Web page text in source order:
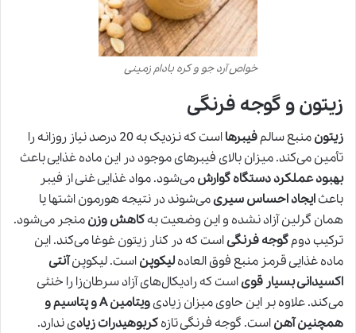
خواص آرد جو و کره بادام زمینی
زیتون و گوجه فرنگی
زیتونمنبع سالمفیبرها
است که نزدیک به 20 درصد نیاز روزانه را
تأمین می‌کند. میزان بالای فیبرهای موجود در این ماده غذایی باعث
بهبود عملکرد دستگاه گوارشمی‌شود. مواد غذایی غنی از فیبر
باعثایجاد احساس سیریمی‌شوند در نتیجه هورمون اشتها یا
همان گرلین آزاد نشده و این وضعیت بهکاهش وزنمنجر می‌شود.
ترکیب دومگوجه فرنگیاست که در کنار زیتون غوغا می‌کند. این
ماده غذایی قرمز منبع فوق العادهلیکوپناست. لیکوپنآنتی
اکسیدانی بسیار قویاست که رادیکال‌های آزاد سرطان‌زا را خنثی
می‌کند. علاوه بر این حاوی میزان زیادی
ویتامین A و پتاسیم و
همچنین آهناست. گوجه فرنگی تازهکربوهیدرات زیادی ندارد.